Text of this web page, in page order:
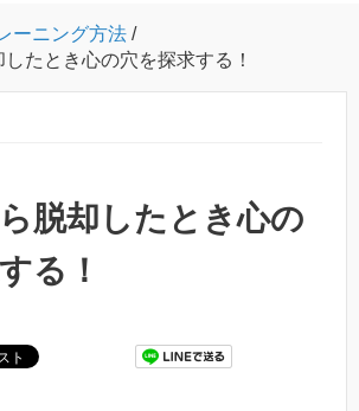
ーニング方法 /
たとき心の穴を探求する！
脱却したとき心の
る！